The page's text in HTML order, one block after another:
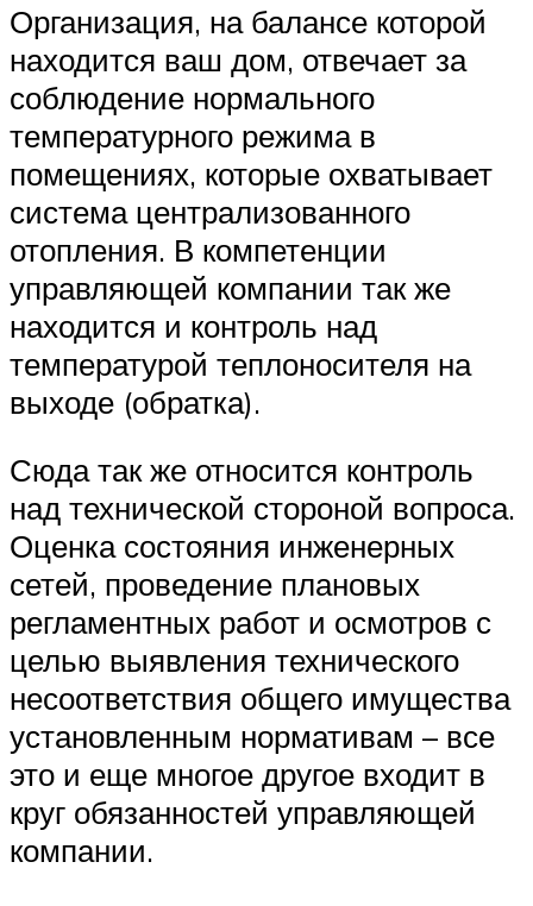
Организация, на балансе которой
находится ваш дом, отвечает за
соблюдение нормального
температурного режима в
помещениях, которые охватывает
система централизованного
отопления. В компетенции
управляющей компании так же
находится и контроль над
температурой теплоносителя на
выходе (обратка).
Сюда так же относится контроль
над технической стороной вопроса.
Оценка состояния инженерных
сетей, проведение плановых
регламентных работ и осмотров с
целью выявления технического
несоответствия общего имущества
установленным нормативам – все
это и еще многое другое входит в
круг обязанностей управляющей
компании.